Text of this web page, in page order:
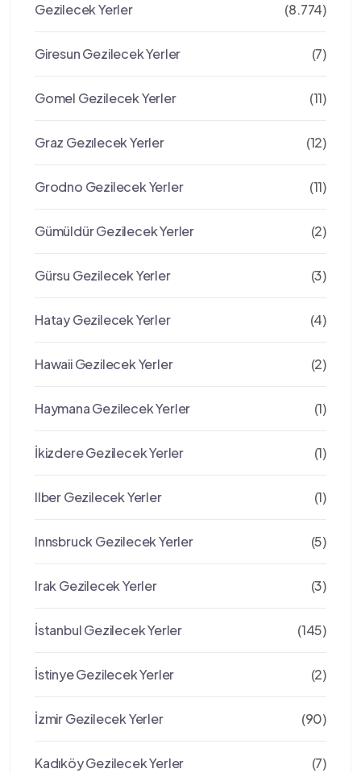
Gezilecek Yerler (8.774)
Giresun Gezilecek Yerler (7)
Gomel Gezilecek Yerler (11)
Graz Gezılecek Yerler (12)
Grodno Gezilecek Yerler (11)
Gümüldür Gezilecek Yerler (2)
Gürsu Gezilecek Yerler (3)
Hatay Gezilecek Yerler (4)
Hawaii Gezilecek Yerler (2)
Haymana Gezilecek Yerler (1)
İkizdere Gezilecek Yerler (1)
Ilber Gezilecek Yerler (1)
Innsbruck Gezilecek Yerler (5)
Irak Gezilecek Yerler (3)
İstanbul Gezilecek Yerler (145)
İstinye Gezilecek Yerler (2)
İzmir Gezilecek Yerler (90)
Kadıköy Gezilecek Yerler (7)